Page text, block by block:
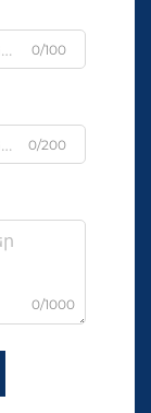
0/100
0/200
0/1000